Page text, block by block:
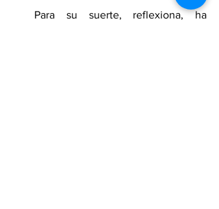
Para su suerte, reflexiona, ha